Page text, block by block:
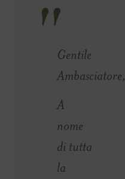
Gentile
Ambasciatore,
A
nome
di tutta
la